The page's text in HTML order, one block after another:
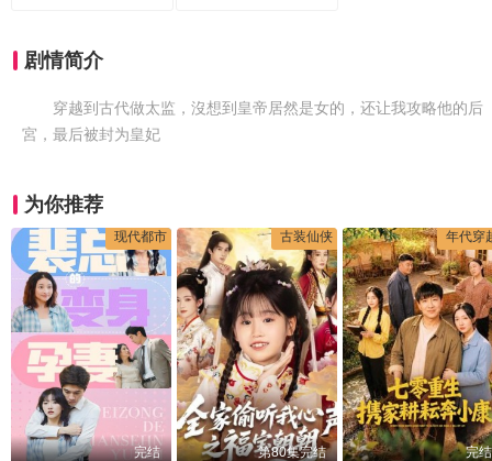
剧情简介
穿越到古代做太监，沒想到皇帝居然是女的，还让我攻略他的后
宮，最后被封为皇妃
为你推荐
现代都市
完结
古装仙侠
第80集完结
年代穿
完结